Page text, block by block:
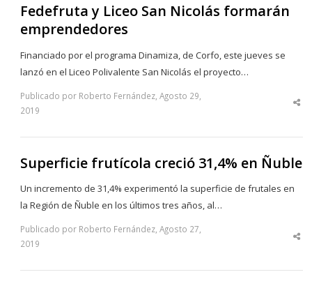
Fedefruta y Liceo San Nicolás formarán
emprendedores
Financiado por el programa Dinamiza, de Corfo, este jueves se
lanzó en el Liceo Polivalente San Nicolás el proyecto…
Publicado por Roberto Fernández, Agosto 29,
2019
Superficie frutícola creció 31,4% en Ñuble
Un incremento de 31,4% experimentó la superficie de frutales en
la Región de Ñuble en los últimos tres años, al…
Publicado por Roberto Fernández, Agosto 27,
2019